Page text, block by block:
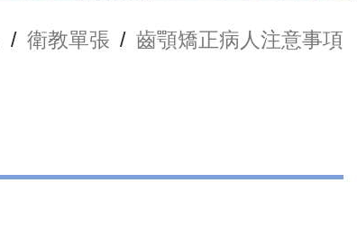
/ 衛教單張 / 齒顎矯正病人注意事項